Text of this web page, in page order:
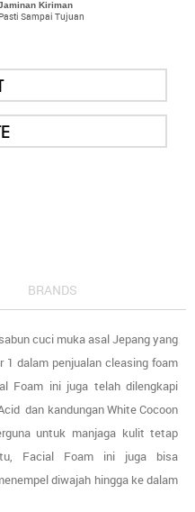
Kiriman
Pasti Sampai Tujuan
BRANDS
cuci muka asal Jepang yang
1 dalam penjualan cleasing foam
Foam ini juga telah dilengkapi
dan kandungan White Cocoon
untuk manjaga kulit tetap
Facial Foam ini juga bisa
diwajah hingga ke dalam